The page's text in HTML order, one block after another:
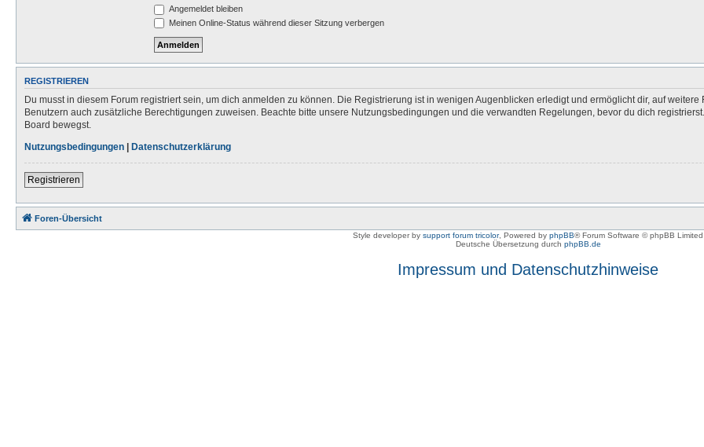
Angemeldet bleiben
Meinen Online-Status während dieser Sitzung verbergen
REGISTRIEREN
Du musst in diesem Forum registriert sein, um dich anmelden zu können. Die Registrierung ist in wenigen Augenblicken erledigt und ermöglicht dir, auf
Benutzern auch zusätzliche Berechtigungen zuweisen. Beachte bitte unsere Nutzungsbedingungen und die verwandten Regelungen, bevor du dich
Board bewegst.
Nutzungsbedingungen | Datenschutzerklärung
Registrieren
Foren-Übersicht
Style developer by support forum tricolor, Powered by phpBB® Forum Software © phpBB Limited
Deutsche Übersetzung durch phpBB.de
Impressum und Datenschutzhinweise